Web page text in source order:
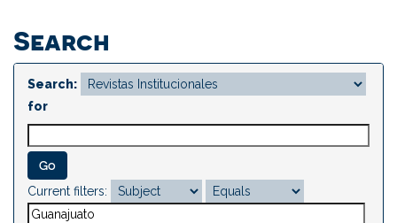
Search
Search:
for
Current filters: